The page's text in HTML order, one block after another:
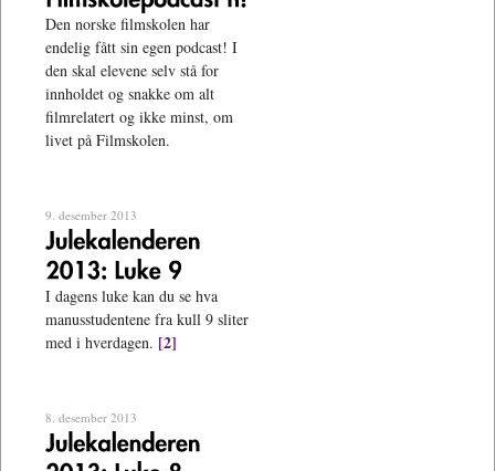
Den norske filmskolen har
endelig fått sin egen podcast! I
den skal elevene selv stå for
innholdet og snakke om alt
filmrelatert og ikke minst, om
livet på Filmskolen.
9. desember 2013
I dagens luke kan du se hva
manusstudentene fra kull 9 sliter
med i hverdagen. [2]
8. desember 2013